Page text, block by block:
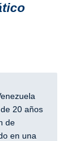
20 años
de
en una